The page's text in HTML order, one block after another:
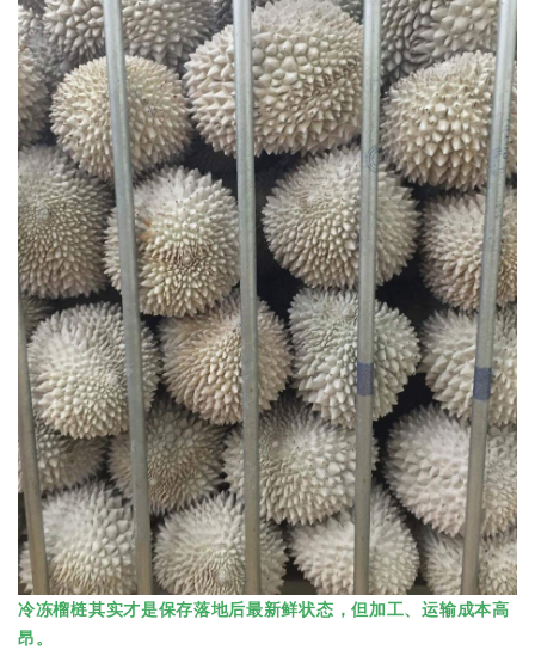
冷冻榴梿其实才是保存落地后最新鲜状态，但加工、运输成本高
昂。